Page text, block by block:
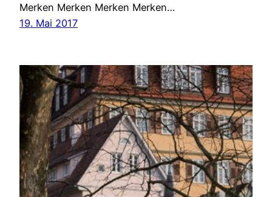
Merken Merken Merken Merken…
19. Mai 2017